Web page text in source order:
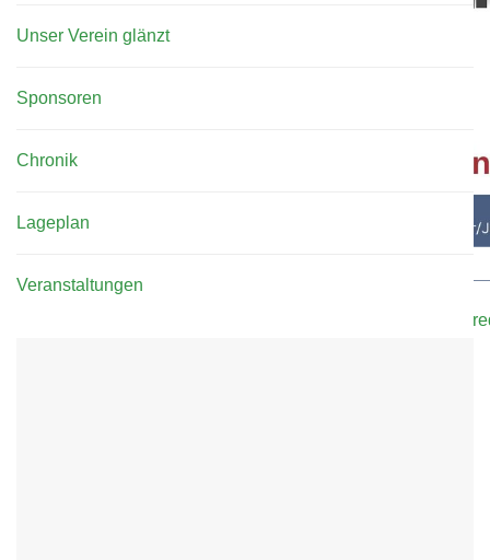
Bei Interesse oder falls ihr Trainer/innen kennt, meldet
sportwart@tennisclub-
Unser Verein glänzt
Sponsoren
Chronik
Lageplan
Veranstaltungen